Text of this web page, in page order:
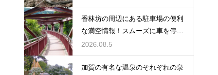
香林坊の周辺にある駐車場の便利
な満空情報！スムーズに車を停め
る裏技
2026.08.5
加賀の有名な温泉のそれぞれの泉